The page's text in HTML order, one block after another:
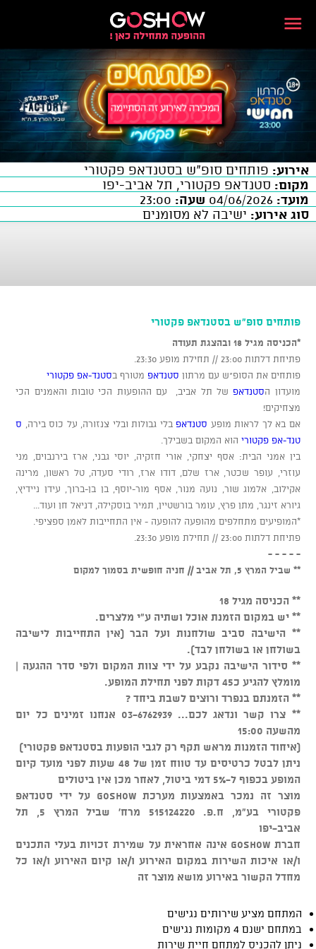
אירוע: פותחים סופ"ש בסטנדאפ פקטורי
מקום: סטנדאפ פקטורי, תל אביב-יפו
מועד:
שעה:
סוג אירוע: ישיבה לא מסומנים
פותחים סופ"ש בסטנדאפ פקטורי
*הכניסה מגיל 18 ובהצגת תעודה
פתיחת דלתות 23:00 // תחילת מופע 23:30.
פותחים את הסופ"ש עם מרתון סטנדאפ מטורף בסטנד-אפ פקטורי
מועדון הסטנדאפ של תל אביב, עם ההופעות הכי טובות והאמנים הכי
מצחיקים!
אם בא לך לראות מופע סטנדאפ בלי גבולות ובלי צנזורה, על כוס בירה, ס
טנד-אפ פקטורי הוא המקום בשבילך.
בין אמני הבית: אסף יצחקי, אורי חזקיה, יוסי גבני, ארז בירנבוים, מני
עוזרי, עופר שכטר, ארז שלם, דודו ארז, רודי סעדה, טל ראשון, מרינה
אקילוב, אלמוג שור, נועה מנור, אסף מור-יוסף, בן בן-ברוך, עידן ניידיץ,
גיורא זינגר, מתן פרץ, עומר בורשטיין, תמיר בוסקילה, דניאל חן ועוד...
*המופיעים מתחלפים מהופעה להופעה - אין התחייבות לאמן ספציפי.
פתיחת דלתות 23:00 // תחילת מופע 23:30.
- - - - -
** שביל המרץ 5, תל אביב // חניה חופשית בסמוך למקום
** הכניסה מגיל 18
** יש במקום הזמנת אוכל ושתיה ע"י מלצרים.
** הישיבה סביב שולחנות ועל הבר (אין התחייבות לישיבה
בשולחן או בשולחן לבד).
** סידור הישיבה נקבע על ידי צוות המקום ולפי סדר ההגעה |
מומלץ להגיע כ45 דקות לפני תחילת המופע.
** הזמנתם בנפרד ורוצים לשבת ביחד ?
** צרו קשר ונדאג לכם... 03-6762939 אנחנו זמינים כל יום
מהשעה 15:00
(איחוד הזמנות מראש תקף רק לגבי הופעות בסטנדאפ פקטורי)
ניתן לבטל כרטיסים עד טווח זמן של 48 שעות לפני מועד קיום
המופע בכפוף ל-5% דמי ביטול, לאחר מכן אין ביטולים
מוצר זה נמכר באמצעות מערכת GOSHOW על ידי סטנדאפ
פקטורי בע"מ, ח.פ. 515124220 מרח' שביל המרץ 5, תל
אביב-יפו
חברת GOSHOW אינה אחראית על שמירת זכויות בעלי התכנים
ו/או איכות השירות במקום האירוע ו/או קיום האירוע ו/או כל
מחדל הקשור באירוע מושא מוצר זה
המתחם מציע שירותים נגישים
במתחם ישנם 4 מקומות נגישים
ניתן להכניס למתחם חיית שירות